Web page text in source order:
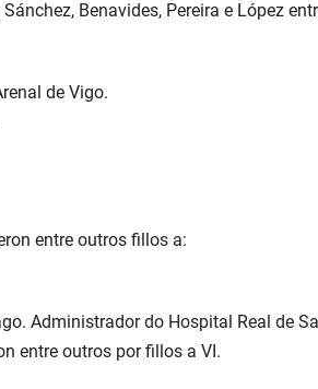
Benavides, Pereira e López
de Vigo.
entre outros fillos a:
Administrador do Hospital Real de
entre outros por fillos a VI.